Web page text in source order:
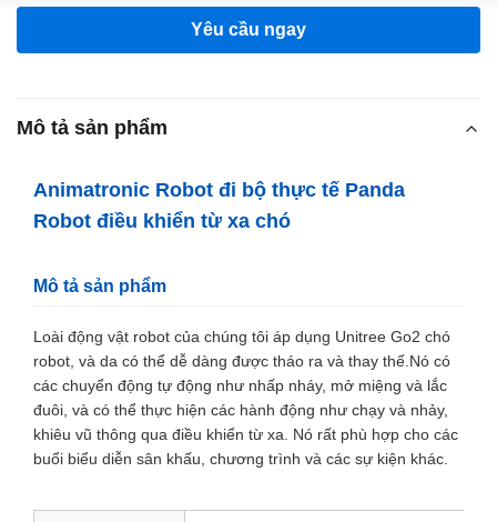
Yêu cầu ngay
Mô tả sản phẩm
Animatronic Robot đi bộ thực tế Panda
Robot điều khiển từ xa chó
Mô tả sản phẩm
Loài động vật robot của chúng tôi áp dụng Unitree Go2 chó
robot, và da có thể dễ dàng được tháo ra và thay thế.Nó có
các chuyển động tự động như nhấp nháy, mở miệng và lắc
đuôi, và có thể thực hiện các hành động như chạy và nhảy,
khiêu vũ thông qua điều khiển từ xa. Nó rất phù hợp cho các
buổi biểu diễn sân khấu, chương trình và các sự kiện khác.